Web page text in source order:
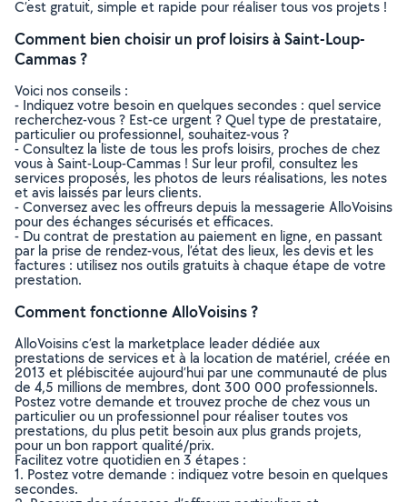
C’est gratuit, simple et rapide pour réaliser tous vos projets !
Comment bien choisir un prof loisirs à Saint-Loup-
Cammas ?
Voici nos conseils :
- Indiquez votre besoin en quelques secondes : quel service
recherchez-vous ? Est-ce urgent ? Quel type de prestataire,
particulier ou professionnel, souhaitez-vous ?
- Consultez la liste de tous les profs loisirs, proches de chez
vous à Saint-Loup-Cammas ! Sur leur profil, consultez les
services proposés, les photos de leurs réalisations, les notes
et avis laissés par leurs clients.
- Conversez avec les offreurs depuis la messagerie AlloVoisins
pour des échanges sécurisés et efficaces.
- Du contrat de prestation au paiement en ligne, en passant
par la prise de rendez-vous, l’état des lieux, les devis et les
factures : utilisez nos outils gratuits à chaque étape de votre
prestation.
Comment fonctionne AlloVoisins ?
AlloVoisins c’est la marketplace leader dédiée aux
prestations de services et à la location de matériel, créée en
2013 et plébiscitée aujourd’hui par une communauté de plus
de 4,5 millions de membres, dont 300 000 professionnels.
Postez votre demande et trouvez proche de chez vous un
particulier ou un professionnel pour réaliser toutes vos
prestations, du plus petit besoin aux plus grands projets,
pour un bon rapport qualité/prix.
Facilitez votre quotidien en 3 étapes :
1. Postez votre demande : indiquez votre besoin en quelques
secondes.